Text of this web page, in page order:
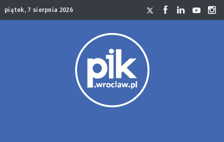
piątek, 7 sierpnia 2026